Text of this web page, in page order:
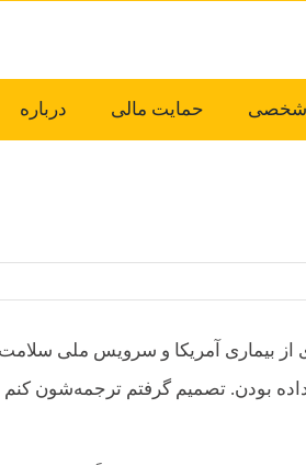
شخصی حمایت مالی درباره
بیماری آمریکا و سرویس ملی سلامت
بودن. تصمیم گرفتم ترجمه‌شون کنم